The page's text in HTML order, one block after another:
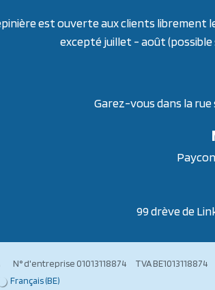
est ouverte aux clients librement
excepté juillet - août (possible
Garez-vous dans la rue
99 drève de
N° d'entreprise 01013118874 TVA
Français (BE)